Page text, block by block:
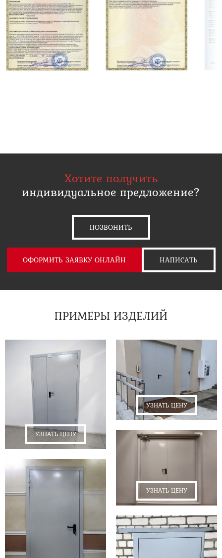
Хотите получить
индивидуальное предложение?
ПОЗВОНИТЬ
ОФОРМИТЬ ЗАЯВКУ ОНЛАЙН НАПИСАТЬ
ПРИМЕРЫ ИЗДЕЛИЙ
УЗНАТЬ ЦЕНУ
УЗНАТЬ ЦЕНУ
УЗНАТЬ ЦЕНУ